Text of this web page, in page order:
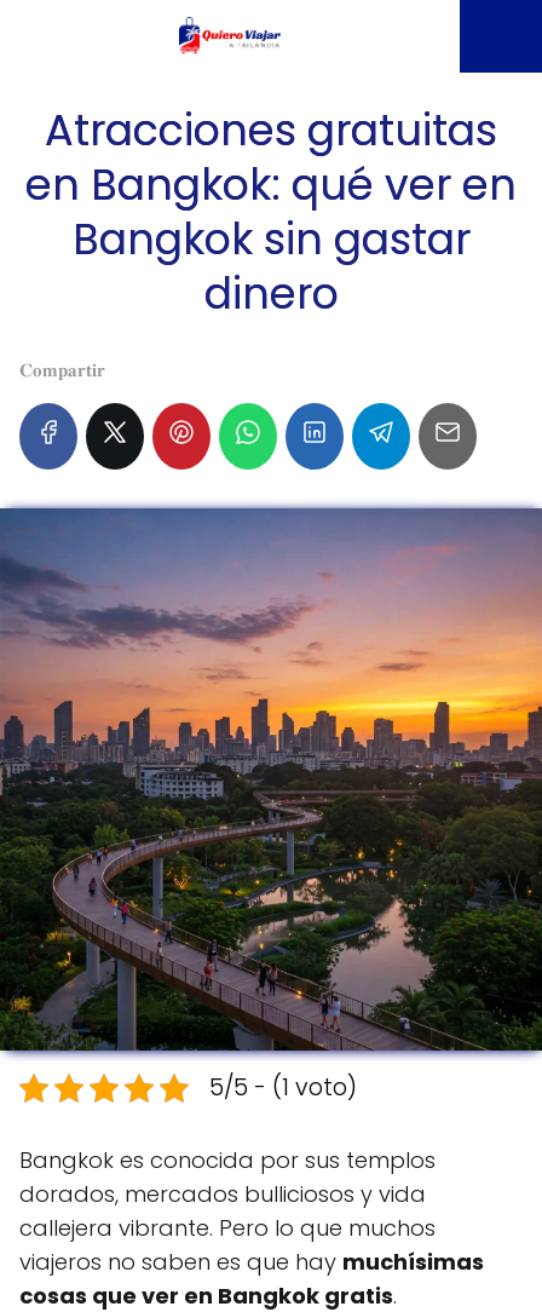
Atracciones gratuitas
en Bangkok: qué ver en
Bangkok sin gastar
dinero
𝐂𝐨𝐦𝐩𝐚𝐫𝐭𝐢𝐫
5/5 - (1 voto)
Bangkok es conocida por sus templos
dorados, mercados bulliciosos y vida
callejera vibrante. Pero lo que muchos
viajeros no saben es que hay muchísimas
cosas que ver en Bangkok gratis.